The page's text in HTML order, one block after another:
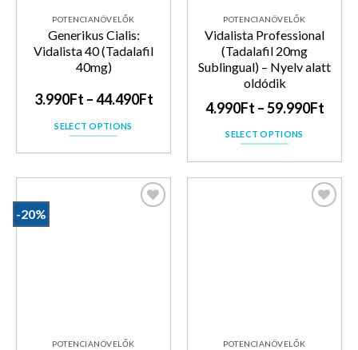
POTENCIANÖVELŐK
Generikus Cialis:
Vidalista 40 (Tadalafil
40mg)
3.990Ft –44.490Ft
SELECT OPTIONS
POTENCIANÖVELŐK
Vidalista Professional
(Tadalafil 20mg
Sublingual) – Nyelv alatt
oldódik
4.990Ft –59.990Ft
SELECT OPTIONS
-20%
POTENCIANÖVELŐK POTENCIANÖVELŐK